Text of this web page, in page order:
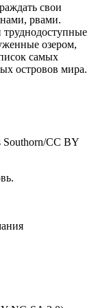
свои
рвами.
озером,
самых
островов мира.
Southorn/CC BY